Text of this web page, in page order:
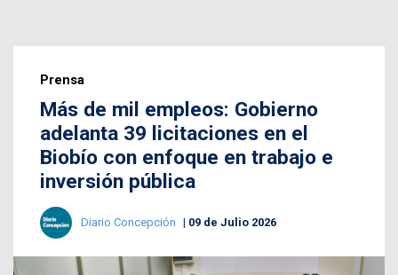
Prensa
Más de mil empleos: Gobierno
adelanta 39 licitaciones en el
Biobío con enfoque en trabajo e
inversión pública
Diario Concepción 09 de Julio 2026